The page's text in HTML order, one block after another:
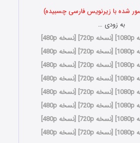
شده با زیرنویس فارسی چسبیده)
به زودی …
] [نسخه 720p ] [نسخه 480p
]
] [نسخه 720p ] [نسخه 480p
]
] [نسخه 720p ] [نسخه 480p
]
] [نسخه 720p ] [نسخه 480p
]
] [نسخه 720p ] [نسخه 480p
]
] [نسخه 720p ] [نسخه 480p
]
] [نسخه 720p ] [نسخه 480p
]
] [نسخه 720p ] [نسخه 480p ]